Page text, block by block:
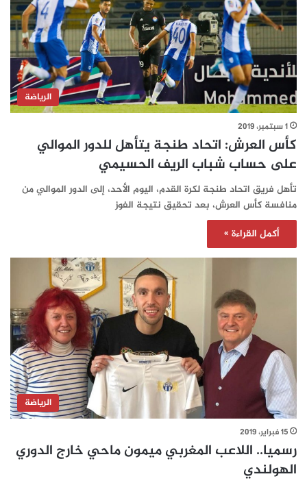
الرياضة
1 سبتمبر، 2019
كأس العرش: اتحاد طنجة يتأهل للدور الموالي
على حساب شباب الريف الحسيمي
تأهل فريق اتحاد طنجة لكرة القدم، اليوم الأحد، إلى الدور الموالي من
منافسة كأس العرش، بعد تحقيق نتيجة الفوز
أكمل القراءة »
الرياضة
15 فبراير، 2019
رسميا.. اللاعب المغربي ميمون ماحي خارج الدوري
الهولندي